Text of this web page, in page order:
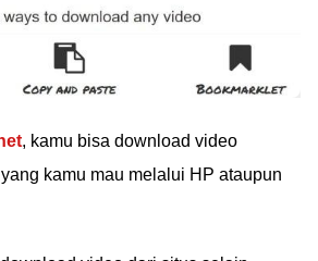
, kamu bisa download video
kamu mau melalui HP ataupun